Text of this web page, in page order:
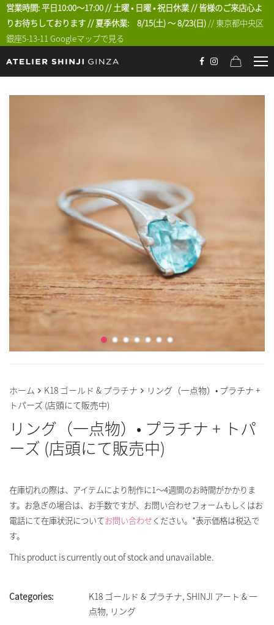
営業時間: 平日10:00〜17:00 // 土曜 • 日曜 • 祝日休業 // 皆様のご来店心よ
りお待ちしております // 夏季休業: 8/15(土) 〜 8/23(日) // 東京都中央区
銀座5-13-11Googleマップで見る
ホーム K18 ゴールド & プラチナ
リング（一点物）• プラチナ +
トパーズ (店頭にて販売中)
リング（一点物）• プラチナ + トパ
ーズ (店頭にて販売中)
在庫切れの際は、アイテムにより制作に1～4週間のお時間がかかりま
す。お急ぎの場合は、お手数ですが、お問い合わせフォームもしくはお
電話にて在庫状況についてお問い合わせ ください。*表示価格は税込で
す。
This product is currently out of stock and unavailable.
Categories: K18 ゴールド & プラチナ, SHINJI アート & 一
点物, リング